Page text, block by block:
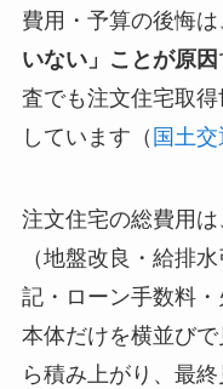
費用・予算の後悔は
いない」ことが原因
査でも注文住宅取
しています（ 国土
注文住宅の総費用
（地盤改良・給排
記・ローン手数料
本体だけを横並び
ら積み上がり、最